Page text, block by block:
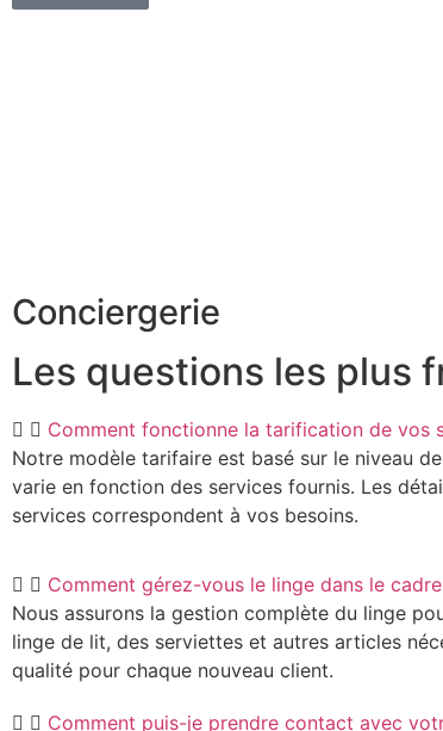
Conciergerie
Les questions les plus
Comment fonctionne la tarification de vos
Notre modèle tarifaire est basé sur le niveau
varie en fonction des services fournis. Les
services correspondent à vos besoins.
Comment gérez-vous le linge dans le
Nous assurons la gestion complète du linge
linge de lit, des serviettes et autres articles
qualité pour chaque nouveau client.
Comment puis-je prendre contact avec